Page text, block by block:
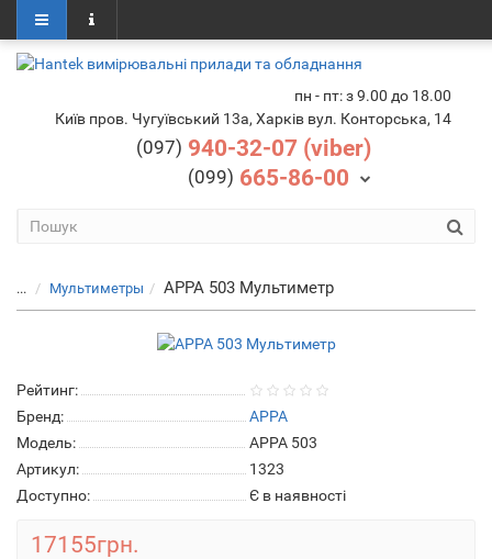
пн - пт: з 9.00 до 18.00
Київ пров. Чугуївський 13а, Харків вул. Конторська, 14
(097) 940-32-07 (viber)
(099) 665-86-00
... Мультиметры APPA 503 Мультиметр
Рейтинг:
Бренд:
APPA
Модель:
APPA 503
Артикул:
1323
Доступно:
Є в наявності
17155грн.